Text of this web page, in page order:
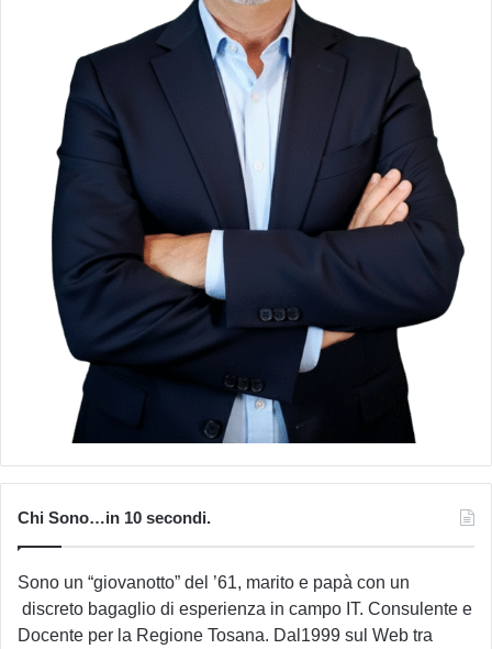
Chi Sono…in 10 secondi.
Sono un “giovanotto” del ’61, marito e papà con un
discreto bagaglio di esperienza in campo IT. Consulente e
Docente per la Regione Tosana. Dal1999 sul Web tra